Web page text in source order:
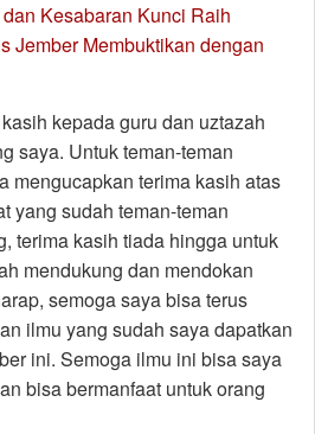
Kesabaran Kunci Raih
Jember Membuktikan dengan
kepada guru dan uztazah
saya. Untuk teman-teman
mengucapkan terima kasih atas
yang sudah teman-teman
terima kasih tiada hingga untuk
mendukung dan mendokan
semoga saya bisa terus
ilmu yang sudah saya dapatkan
ini. Semoga ilmu ini bisa saya
bisa bermanfaat untuk orang